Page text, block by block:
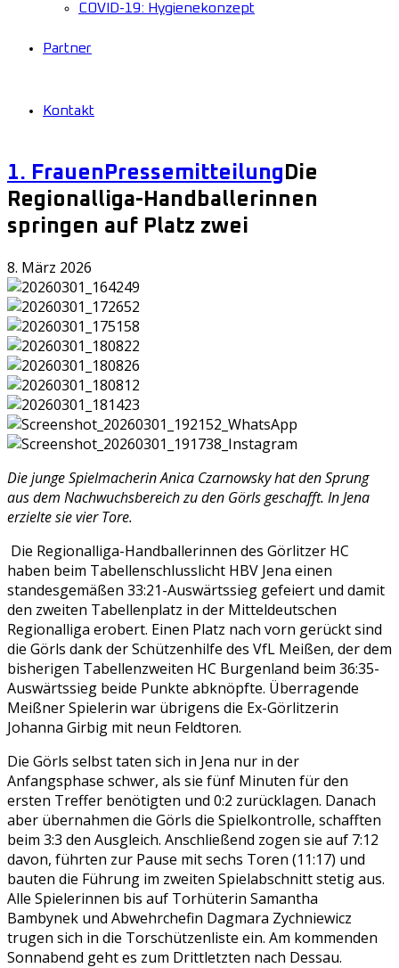
COVID-19: Hygienekonzept
Partner
Kontakt
1. Frauen Pressemitteilung Die
Regionalliga-Handballerinnen
springen auf Platz zwei
8. März 2026
Die junge Spielmacherin Anica Czarnowsky hat den Sprung
aus dem Nachwuchsbereich zu den Görls geschafft. In Jena
erzielte sie vier Tore.
Die Regionalliga-Handballerinnen des Görlitzer HC
haben beim Tabellenschlusslicht HBV Jena einen
standesgemäßen 33:21-Auswärtssieg gefeiert und damit
den zweiten Tabellenplatz in der Mitteldeutschen
Regionalliga erobert. Einen Platz nach vorn gerückt sind
die Görls dank der Schützenhilfe des VfL Meißen, der dem
bisherigen Tabellenzweiten HC Burgenland beim 36:35-
Auswärtssieg beide Punkte abknöpfte. Überragende
Meißner Spielerin war übrigens die Ex-Görlitzerin
Johanna Girbig mit neun Feldtoren.
Die Görls selbst taten sich in Jena nur in der
Anfangsphase schwer, als sie fünf Minuten für den
ersten Treffer benötigten und 0:2 zurücklagen. Danach
aber übernahmen die Görls die Spielkontrolle, schafften
beim 3:3 den Ausgleich. Anschließend zogen sie auf 7:12
davon, führten zur Pause mit sechs Toren (11:17) und
bauten die Führung im zweiten Spielabschnitt stetig aus.
Alle Spielerinnen bis auf Torhüterin Samantha
Bambynek und Abwehrchefin Dagmara Zychniewicz
trugen sich in die Torschützenliste ein. Am kommenden
Sonnabend geht es zum Drittletzten nach Dessau.